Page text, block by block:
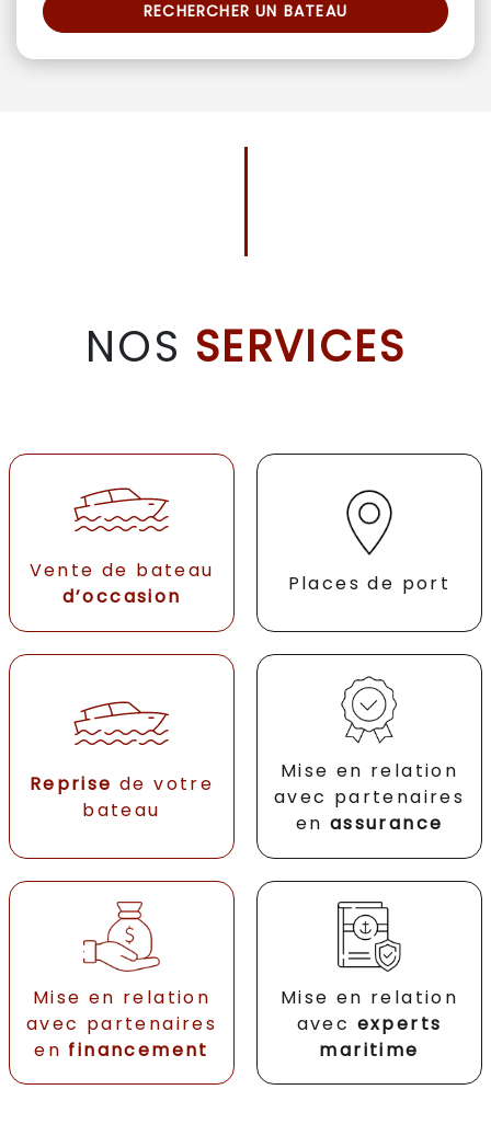
RECHERCHER UN BATEAU
NOS SERVICES
Vente de bateau
d’occasion
Places de port
Reprise de votre
bateau
Mise en relation
avec partenaires
en assurance
Mise en relation
avec partenaires
en financement
Mise en relation
avec experts
maritime